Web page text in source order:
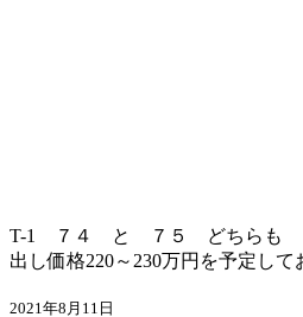
T-1 ７４ と ７５ どちらも
出し価格220～230万円を予定して
2021年8月11日